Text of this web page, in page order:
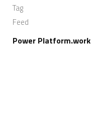
Tag
Feed
Power Platform.work